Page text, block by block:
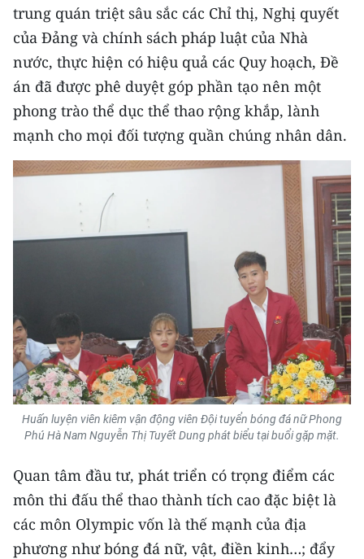
Chuyên trang TP. Hồ Chí Minh
CHUYÊN ĐỀ
CÁC CHUYÊN TRANG
VỀ BÁO NHÂN DÂN
THỜI NAY
NHÂN DÂN CUỐI TUẦN
ĐỌC BÁO IN
ENGLISH
中文
FRANÇAIS
РУССКИЙ
ESPAÑOL
trung quán triệt sâu sắc các Chỉ thị, Nghị quyết
của Đảng và chính sách pháp luật của Nhà
nước, thực hiện có hiệu quả các Quy hoạch, Đề
án đã được phê duyệt góp phần tạo nên một
phong trào thể dục thể thao rộng khắp, lành
mạnh cho mọi đối tượng quần chúng nhân dân.
Huấn luyện viên kiêm vận động viên Đội tuyển bóng đá nữ Phong
Phú Hà Nam Nguyễn Thị Tuyết Dung phát biểu tại buổi gặp mặt.
Quan tâm đầu tư, phát triển có trọng điểm các
môn thi đấu thể thao thành tích cao đặc biệt là
các môn Olympic vốn là thế mạnh của địa
phương như bóng đá nữ, vật, điền kinh…; đẩy